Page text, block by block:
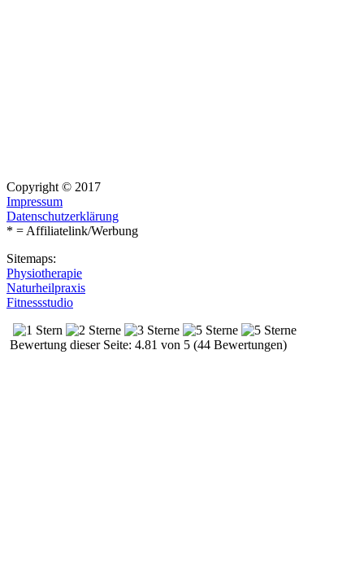
Copyright © 2017
Impressum
Datenschutzerklärung
* = Affiliatelink/Werbung
Sitemaps:
Physiotherapie
Naturheilpraxis
Fitnessstudio
Bewertung dieser Seite: 4.81 von 5 (44 Bewertungen)